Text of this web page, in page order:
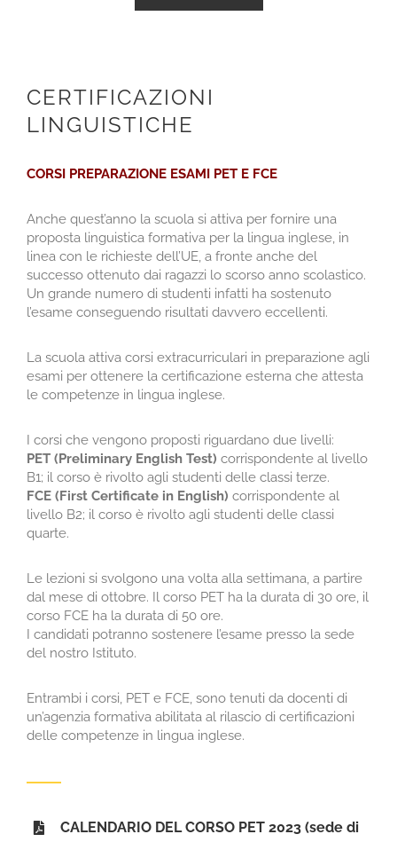
CERTIFICAZIONI
LINGUISTICHE
CORSI PREPARAZIONE ESAMI PET E FCE
Anche quest’anno la scuola si attiva per fornire una
proposta linguistica formativa per la lingua inglese, in
linea con le richieste dell’UE, a fronte anche del
successo ottenuto dai ragazzi lo scorso anno scolastico.
Un grande numero di studenti infatti ha sostenuto
l’esame conseguendo risultati davvero eccellenti.
La scuola attiva corsi extracurriculari in preparazione agli
esami per ottenere la certificazione esterna che attesta
le competenze in lingua inglese.
I corsi che vengono proposti riguardano due livelli:
PET (Preliminary English Test) corrispondente al livello
B1; il corso è rivolto agli studenti delle classi terze.
FCE (First Certificate in English) corrispondente al
livello B2; il corso è rivolto agli studenti delle classi
quarte.
Le lezioni si svolgono una volta alla settimana, a partire
dal mese di ottobre. Il corso PET ha la durata di 30 ore, il
corso FCE ha la durata di 50 ore.
I candidati potranno sostenere l’esame presso la sede
del nostro Istituto.
Entrambi i corsi, PET e FCE, sono tenuti da docenti di
un’agenzia formativa abilitata al rilascio di certificazioni
delle competenze in lingua inglese.
CALENDARIO DEL CORSO PET 2023 (sede di